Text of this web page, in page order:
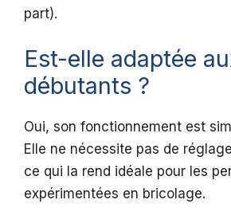
part).
Est-elle adaptée
débutants ?
Oui, son fonctionnement est
Elle ne nécessite pas de
ce qui la rend idéale pour les
expérimentées en bricolage.